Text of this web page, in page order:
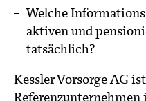
Welche
aktiven und
tatsächlich?
Kessler Vorsorge AG